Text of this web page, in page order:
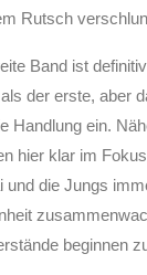
Rutsch
Band ist
als der erste, aber
Handlung ein.
hier klar im
und die Jungs
beginnen